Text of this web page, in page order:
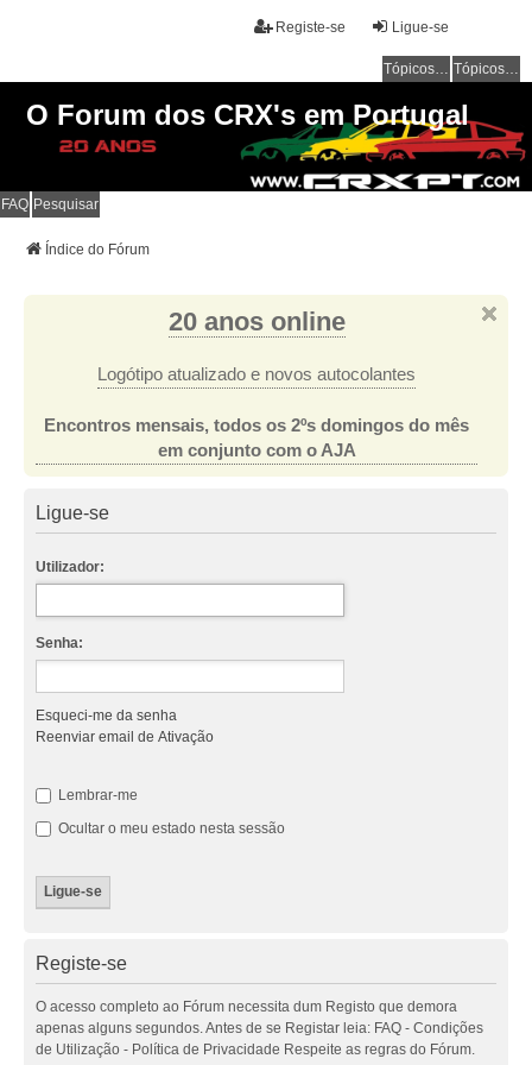
Ligue-se
Registe-se
Tópicos sem resposta Tópicos ativos
O Forum dos CRX's em Portugal
FAQ Pesquisar
Índice do Fórum
20 anos online
Logótipo atualizado e novos autocolantes
Encontros mensais, todos os 2ºs domingos do mês
em conjunto com o AJA
Ligue-se
Utilizador:
Senha:
Esqueci-me da senha
Reenviar email de Ativação
Lembrar-me
Ocultar o meu estado nesta sessão
Registe-se
O acesso completo ao Fórum necessita dum Registo que demora
apenas alguns segundos. Antes de se Registar leia: FAQ - Condições
de Utilização - Política de Privacidade Respeite as regras do Fórum.